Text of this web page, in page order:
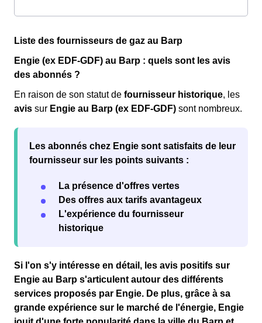
Liste des fournisseurs de gaz au Barp
Engie (ex EDF-GDF) au Barp : quels sont les avis
des abonnés ?
En raison de son statut de fournisseur historique, les
avis sur Engie au Barp (ex EDF-GDF) sont nombreux.
Les abonnés chez Engie sont satisfaits de leur
fournisseur sur les points suivants :
La présence d'offres vertes
Des offres aux tarifs avantageux
L'expérience du fournisseur
historique
Si l'on s'y intéresse en détail, les avis positifs sur
Engie au Barp s'articulent autour des différents
services proposés par Engie. De plus, grâce à sa
grande expérience sur le marché de l'énergie, Engie